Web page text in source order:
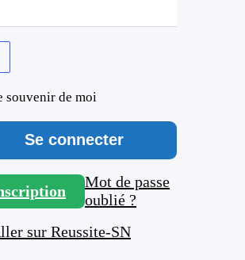
souvenir de moi
Mot de passe
oublié ?
sur Reussite-SN